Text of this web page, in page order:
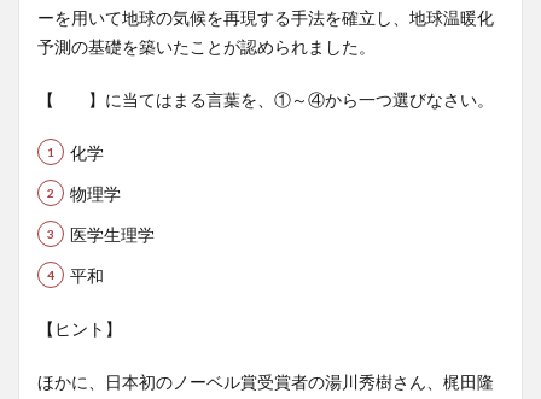
ーを用いて地球の気候を再現する手法を確立し、地球温暖化
予測の基礎を築いたことが認められました。
【 】に当てはまる言葉を、①～④から一つ選びなさい。
化学
物理学
医学生理学
平和
【ヒント】
ほかに、日本初のノーベル賞受賞者の湯川秀樹さん、梶田隆